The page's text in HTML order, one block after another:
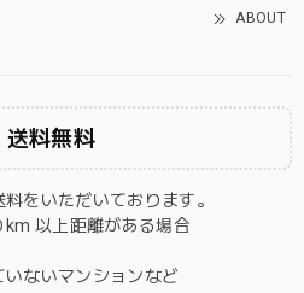
ABOUT
送料無料
をいただいております。
km 以上距離がある場合
いないマンションなど